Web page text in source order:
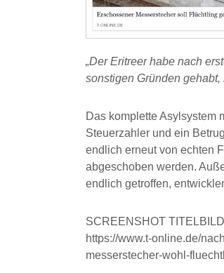
„Der Eritreer habe nach
sonstigen Gründen gehabt,
Das komplette Asylsystem
Steuerzahler und ein
endlich erneut von echten
abgeschoben werden.
endlich getroffen,
SCREENSHOT
https://www.t-online.de/
messerstecher-wohl-